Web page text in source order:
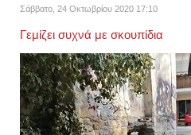
Σάββατο, 24 Οκτωβρίου 2020 17:10
Γεμίζει συχνά με σκουπίδια